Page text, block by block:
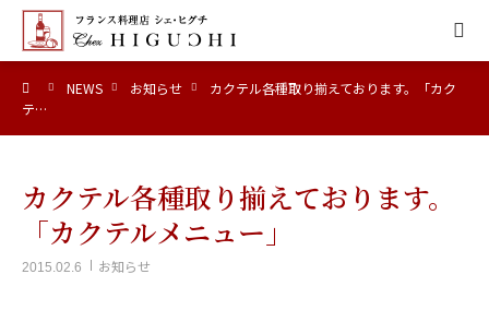
NEWS お知らせ
カクテル各種取り揃えております。「カク
テ…
カクテル各種取り揃えております。
「カクテルメニュー」
2015.02.6 お知らせ
HOME
MENU
ACCESS